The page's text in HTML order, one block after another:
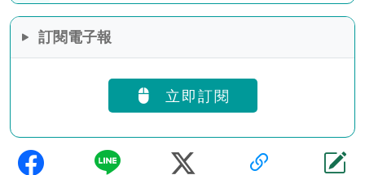
訂閱電子報
立即訂閱